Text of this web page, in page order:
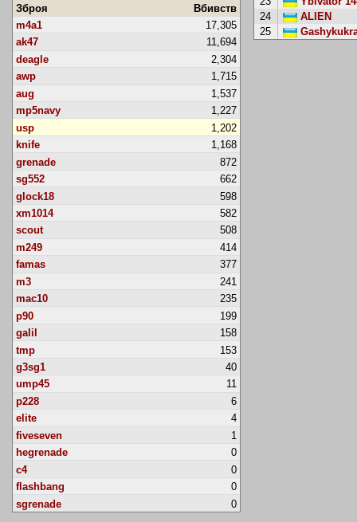
Зброя
Вбивств
m4a1
17,305
ak47
11,694
deagle
2,304
awp
1,715
aug
1,537
mp5navy
1,227
usp
1,202
knife
1,168
grenade
872
sg552
662
glock18
598
xm1014
582
scout
508
m249
414
famas
377
m3
241
mac10
235
p90
199
galil
158
tmp
153
g3sg1
40
ump45
11
p228
6
elite
4
fiveseven
1
hegrenade
0
c4
0
flashbang
0
sgrenade
0
24
ALIEN
25